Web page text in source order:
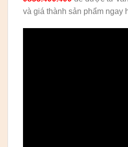
và giá thành sản phẩm ngay